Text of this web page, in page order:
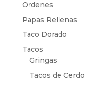
Ordenes
Papas Rellenas
Taco Dorado
Tacos
Gringas
Tacos de Cerdo